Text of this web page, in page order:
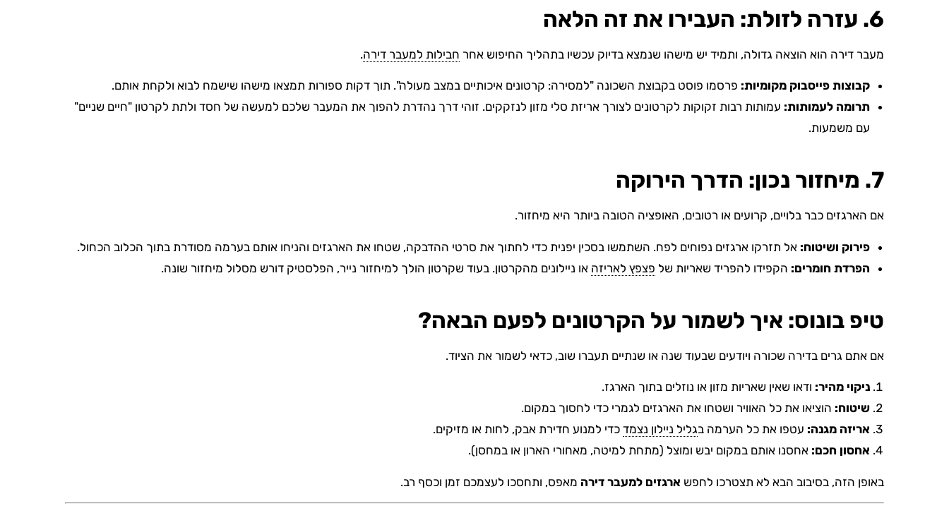
6. עזרה לזולת: העבירו את זה הלאה
מעבר דירה הוא הוצאה גדולה, ותמיד יש מישהו שנמצא בדיוק עכשיו בתהליך החיפוש אחר חבילות למעבר דירה.
קבוצות פייסבוק מקומיות: פרסמו פוסט בקבוצת השכונה "למסירה: קרטונים איכותיים במצב מעולה". תוך דקות ספורות תמצאו מישהו שישמח לבוא ולקחת אותם.
תרומה לעמותות: עמותות רבות זקוקות לקרטונים לצורך אריזת סלי מזון לנזקקים. זוהי דרך נהדרת להפוך את המעבר שלכם למעשה של חסד ולתת לקרטון "חיים שניים"
עם משמעות.
7. מיחזור נכון: הדרך הירוקה
אם הארגזים כבר בלויים, קרועים או רטובים, האופציה הטובה ביותר היא מיחזור.
פירוק ושיטוח: אל תזרקו ארגזים נפוחים לפח. השתמשו בסכין יפנית כדי לחתוך את סרטי ההדבקה, שטחו את הארגזים והניחו אותם בערמה מסודרת בתוך הכלוב הכחול.
הפרדת חומרים: הקפידו להפריד שאריות של פצפץ לאריזה או ניילונים מהקרטון. בעוד שקרטון הולך למיחזור נייר, הפלסטיק דורש מסלול מיחזור שונה.
טיפ בונוס: איך לשמור על הקרטונים לפעם הבאה?
אם אתם גרים בדירה שכורה ויודעים שבעוד שנה או שנתיים תעברו שוב, כדאי לשמור את הציוד.
ניקוי מהיר: ודאו שאין שאריות מזון או נוזלים בתוך הארגז.
שיטוח: הוציאו את כל האוויר ושטחו את הארגזים לגמרי כדי לחסוך במקום.
אריזה מגנה: עטפו את כל הערמה בגליל ניילון נצמד כדי למנוע חדירת אבק, לחות או מזיקים.
אחסון חכם: אחסנו אותם במקום יבש ומוצל (מתחת למיטה, מאחורי הארון או במחסן).
באופן הזה, בסיבוב הבא לא תצטרכו לחפש ארגזים למעבר דירה מאפס, ותחסכו לעצמכם זמן וכסף רב.